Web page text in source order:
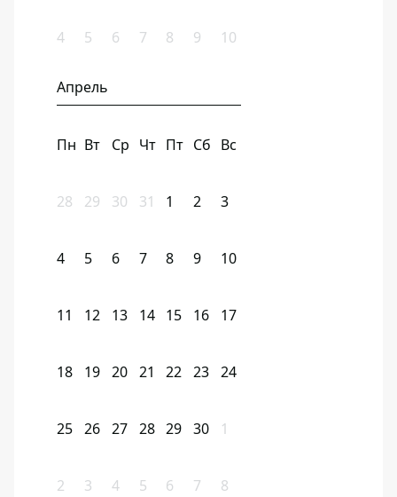
4 5 6 7 8 9 10
Апрель
Пн Вт Ср Чт Пт Сб Вс
28 29 30 31 1 2 3
4 5 6 7 8 9 10
11 12 13 14 15 16 17
18 19 20 21 22 23 24
25 26 27 28 29 30 1
2 3 4 5 6 7 8